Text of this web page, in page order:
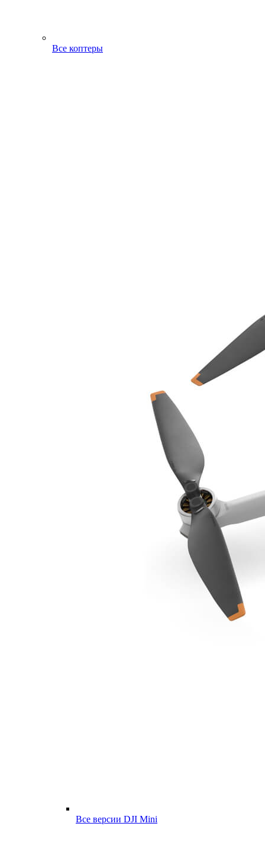
Все коптеры
Все версии DJI Mini